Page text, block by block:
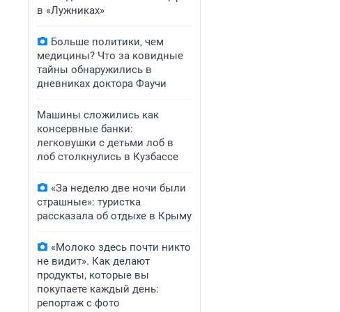
в «Лужниках»
Больше политики, чем
медицины? Что за ковидные
тайны обнаружились в
дневниках доктора Фаучи
Машины сложились как
консервные банки:
легковушки с детьми лоб в
лоб столкнулись в Кузбассе
«За неделю две ночи были
страшные»: туристка
рассказала об отдыхе в Крыму
«Молоко здесь почти никто
не видит». Как делают
продукты, которые вы
покупаете каждый день:
репортаж с фото